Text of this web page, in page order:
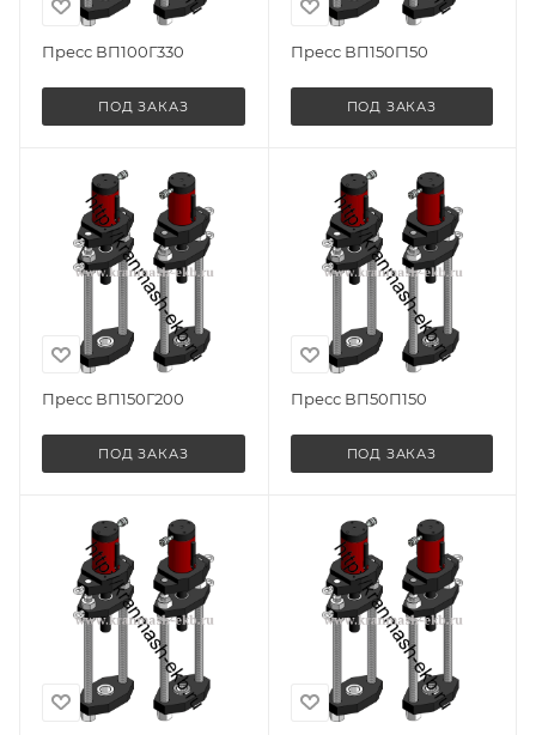
Пресс ВП100Г330
ПОД ЗАКАЗ
Пресс ВП150Г150
ПОД ЗАКАЗ
Пресс ВП150Г200
ПОД ЗАКАЗ
Пресс ВП50П150
ПОД ЗАКАЗ